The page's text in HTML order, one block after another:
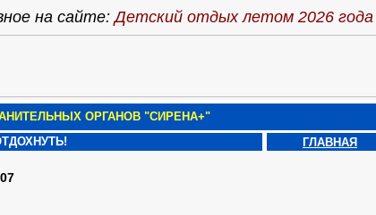
на сайте:Детский отдых летом 2026 года
ОРГАНОВ "СИРЕНА+"
ГЛАВНАЯ